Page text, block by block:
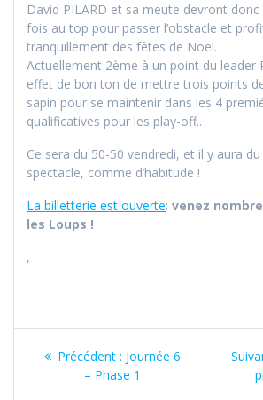
David PILARD et sa meute devront
fois au top pour passer l’obstacle et
tranquillement des fêtes de Noël.
Actuellement 2ème à un point du leader
effet de bon ton de mettre trois points
sapin pour se maintenir dans les 4
qualificatives pour les play-off..
Ce sera du 50-50 vendredi, et il y aura
spectacle, comme d’habitude !
La billetterie est ouverte: venez
les Loups !
,
Navigation
Précédent : Article
précédent
Journée 6
– Phase 1